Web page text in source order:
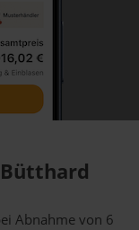
Abnahmevon 6